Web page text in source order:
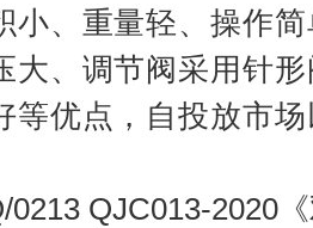
小、重量轻、操作
大、调节阀采用针
等优点，自投放市
0213 QJC013-2020